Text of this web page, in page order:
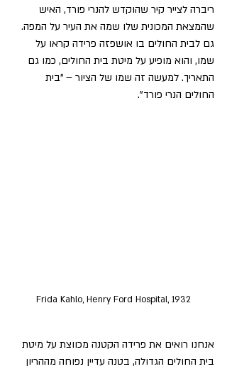
ריברה לצייר קיר שהוקדש להנרי פורד, האיש
שהמצאת המכונית שלו שמה את העיר על המפה.
גם לבית החולים בו אושפזה פרידה קראו על
שמו, והוא מופיע על מיטת בית החולים, כמו גם
התאריך. למעשה זה שמו של הציור – "בית
החולים הנרי פורד".
Frida Kahlo, Henry Ford Hospital, 1932
אנחנו רואים את פרידה הקטנה מכווצת על מיטת
בית החולים הגדולה, בטנה עדיין נפוחה מההריון